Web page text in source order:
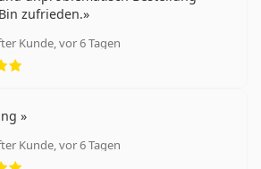
zufrieden.
Kunde, vor 6 Tagen
Bewertung 5 aus 5
Kunde, vor 6 Tagen
Bewertung 5 aus 5